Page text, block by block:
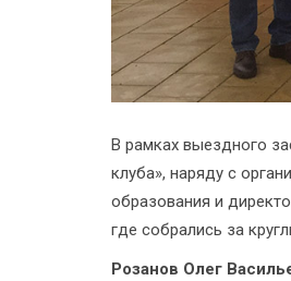
В рамках выездного
клуба», наряду с
образования и
где собрались за
Розанов Олег